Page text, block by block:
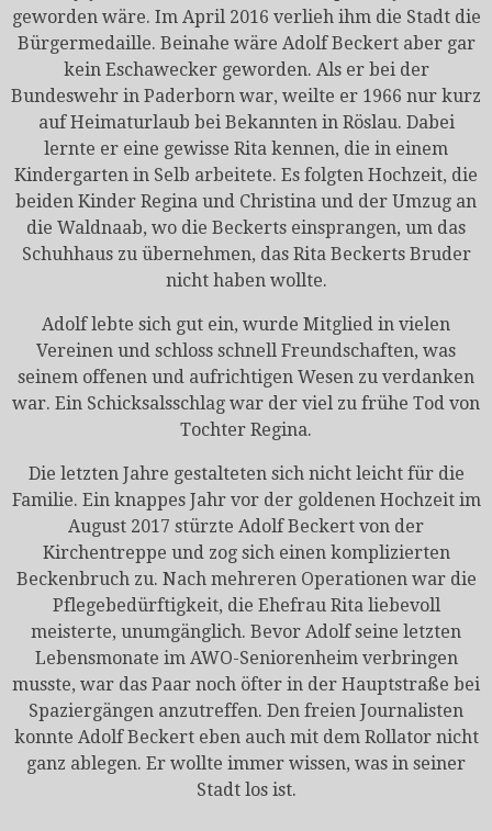
geworden wäre. Im April 2016 verlieh ihm die Stadt die
Bürgermedaille. Beinahe wäre Adolf Beckert aber gar
kein Eschawecker geworden. Als er bei der
Bundeswehr in Paderborn war, weilte er 1966 nur kurz
auf Heimaturlaub bei Bekannten in Röslau. Dabei
lernte er eine gewisse Rita kennen, die in einem
Kindergarten in Selb arbeitete. Es folgten Hochzeit, die
beiden Kinder Regina und Christina und der Umzug an
die Waldnaab, wo die Beckerts einsprangen, um das
Schuhhaus zu übernehmen, das Rita Beckerts Bruder
nicht haben wollte.
Adolf lebte sich gut ein, wurde Mitglied in vielen
Vereinen und schloss schnell Freundschaften, was
seinem offenen und aufrichtigen Wesen zu verdanken
war. Ein Schicksalsschlag war der viel zu frühe Tod von
Tochter Regina.
Die letzten Jahre gestalteten sich nicht leicht für die
Familie. Ein knappes Jahr vor der goldenen Hochzeit im
August 2017 stürzte Adolf Beckert von der
Kirchentreppe und zog sich einen komplizierten
Beckenbruch zu. Nach mehreren Operationen war die
Pflegebedürftigkeit, die Ehefrau Rita liebevoll
meisterte, unumgänglich. Bevor Adolf seine letzten
Lebensmonate im AWO-Seniorenheim verbringen
musste, war das Paar noch öfter in der Hauptstraße bei
Spaziergängen anzutreffen. Den freien Journalisten
konnte Adolf Beckert eben auch mit dem Rollator nicht
ganz ablegen. Er wollte immer wissen, was in seiner
Stadt los ist.